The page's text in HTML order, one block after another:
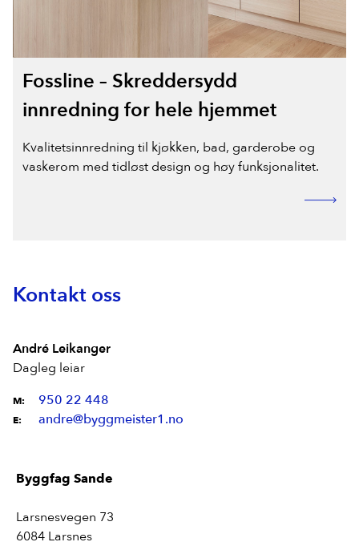
Fossline – Skreddersydd
innredning for hele hjemmet
Kvalitetsinnredning til kjøkken, bad, garderobe og
vaskerom med tidløst design og høy funksjonalitet.
Kontakt oss
André Leikanger
Dagleg leiar
M: 950 22 448
E: andre@byggmeister1.no
Byggfag Sande
Larsnesvegen 73
6084 Larsnes